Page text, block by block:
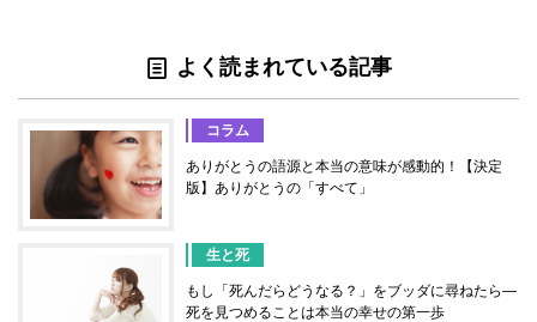
よく読まれている記事
コラム
ありがとうの語源と本当の意味が感動的！【決定
版】ありがとうの「すべて」
生と死
もし「死んだらどうなる？」をブッダに尋ねたら―
死を見つめることは本当の幸せの第一歩